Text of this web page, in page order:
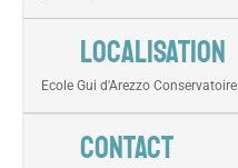
LOCALISATION
Ecole Gui d'Arezzo Conservatoire
CONTACT